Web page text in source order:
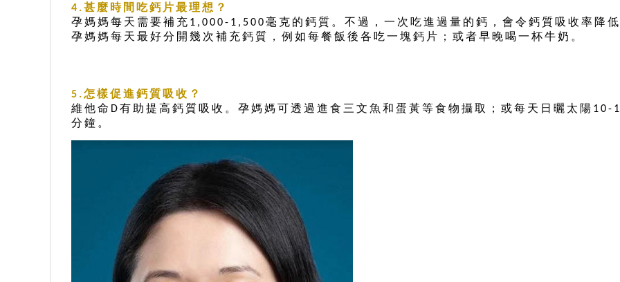
4.甚麼時間吃鈣片最理想？
孕媽媽每天需要補充 1,000-1,500毫克的鈣質。不過，一次吃進過量的鈣，會令鈣質吸收率降
孕媽媽每天最好分開幾次補充鈣質，例如每餐飯後各吃一塊鈣片；或者早晚喝一杯牛奶。
5.怎樣促進鈣質吸收？
維他命 D有助提高鈣質吸收。孕媽媽可透過進食三文魚和蛋黃等食物攝取；或每天日曬太陽 10-
分鐘。